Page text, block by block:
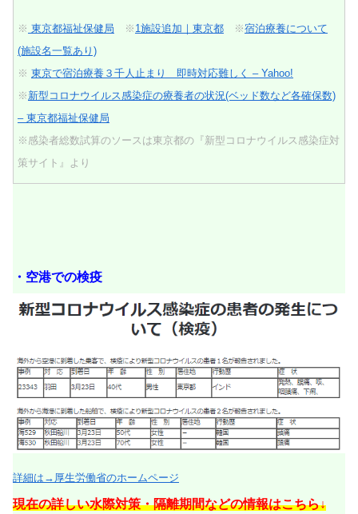
※ 東京都福祉保健局 ※ 1施設追加｜東京都 ※宿泊療養について
(施設名一覧あり)
※ 東京で宿泊療養３千人止まり 即時対応難しく – Yahoo!
※ 新型コロナウイルス感染症の療養者の状況(ベッド数など各確保数)
– 東京都福祉保健局
※感染者総数試算のソースは東京都の『新型コロナウイルス感染症対
策サイト』より
・空港での検疫
詳細は→厚生労働省のホームページ
現在の詳しい水際対策・隔離期間などの情報はこちら↓